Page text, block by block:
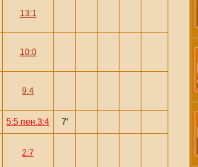
13:1
10:0
9:4
5:5 пен.3:4 7'
2:7